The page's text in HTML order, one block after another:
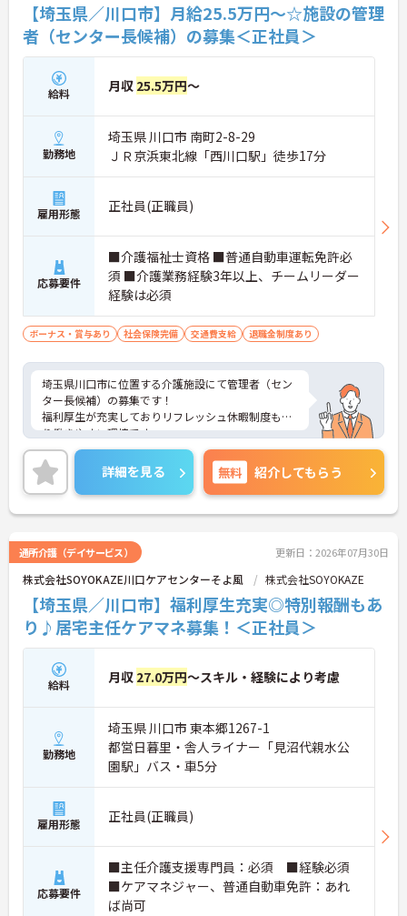
【埼玉県／川口市】月給25.5万円～☆施設の管理
者（センター長候補）の募集＜正社員＞
給料 月収 25.5万円～
勤務地
埼玉県 川口市 南町2-8-29
ＪＲ京浜東北線「西川口駅」徒歩17分
雇用形態 正社員(正職員)
応募要件
■介護福祉士資格 ■普通自動車運転免許必
須 ■介護業務経験3年以上、チームリーダー
経験は必須
ボーナス・賞与あり 社会保険完備 交通費支給 退職金制度あり
埼玉県川口市に位置する介護施設にて管理者（セン
ター長候補）の募集です！
福利厚生が充実しておりリフレッシュ休暇制度もあ
り働きやすい環境です。
ご興味ある方には、面接対策ポイントなど、さらに
詳細をお話しいたしますのでお気軽にご相談くださ
い！
詳細を見る 無料 紹介してもらう
通所介護（デイサービス） 更新日：2026年07月30日
株式会社SOYOKAZE川口ケアセンターそよ風 株式会社SOYOKAZE
【埼玉県／川口市】福利厚生充実◎特別報酬もあ
り♪居宅主任ケアマネ募集！＜正社員＞
給料 月収 27.0万円～スキル・経験により考慮
勤務地
埼玉県 川口市 東本郷1267-1
都営日暮里・舎人ライナー「見沼代親水公
園駅」バス・車5分
雇用形態 正社員(正職員)
応募要件
■主任介護支援専門員：必須 ■経験必須
■ケアマネジャー、普通自動車免許：あれ
ば尚可